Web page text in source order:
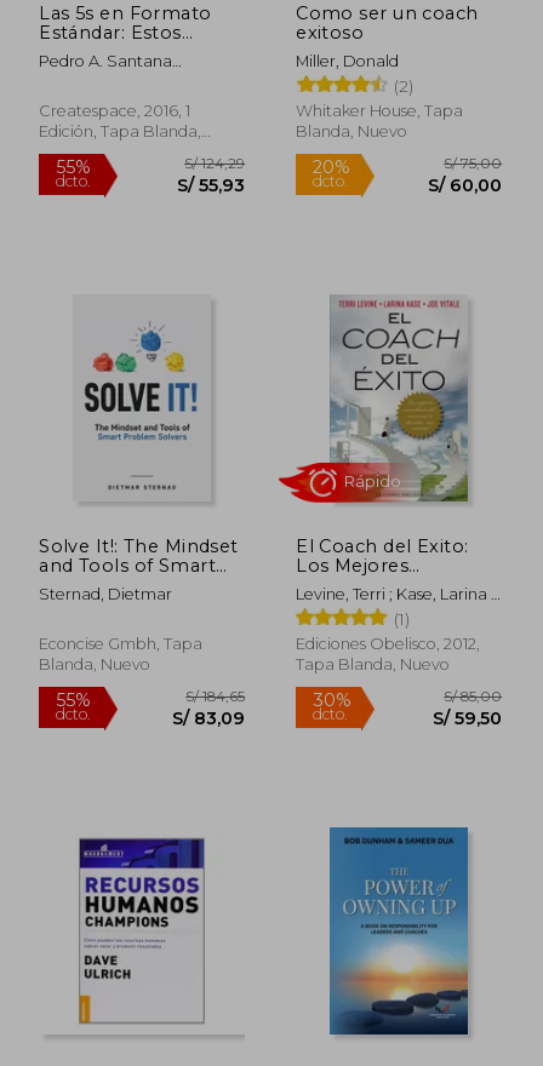
Las 5s en Formato
Estándar: Estos
Requerimientos
Están Basados en los
Trabajo Visual de
Hiroyuki Hirano
Pedro A. Santana
Createspace, 2016, 1
Edición, Tapa Blanda,
Nuevo
55%
dcto. S/ 55,93
Como ser un coach
exitoso
Miller, Donald
(2)
Whitaker House, Tapa
Blanda, Nuevo
20%
dcto.
Solve It!: The Mindset
and Tools of Smart
Problem Solvers (en
Inglés)
Sternad, Dietmar
Econcise Gmbh, Tapa
Blanda, Nuevo
55%
dcto.
El Coach del Exito:
Los Mejores
Consultores del
Momento Te
Desvelan Sus
Secretos = The
Successful Coach
Levine, Terri ; Kase, Larina ;
Vitale, Joe
(1)
Ediciones Obelisco, 2012,
Tapa Blanda, Nuevo
30%
dcto.